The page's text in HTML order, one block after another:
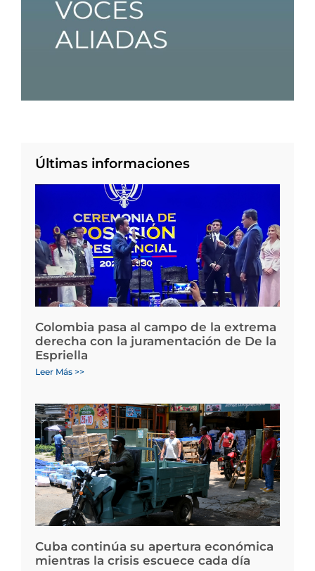
Últimas informaciones
Colombia pasa al campo de la extrema
derecha con la juramentación de De la
Espriella
Leer Más >>
Cuba continúa su apertura económica
mientras la crisis escuece cada día